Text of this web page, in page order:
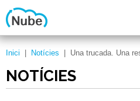
Inici Notícies Una trucada. Una
NOTÍCIES